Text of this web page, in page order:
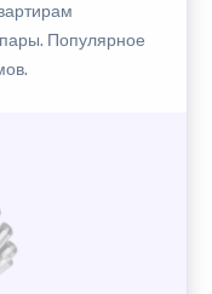
Популярное